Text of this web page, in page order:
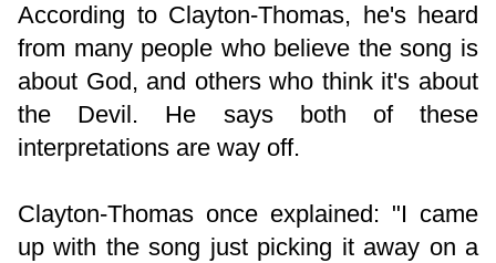
According to Clayton-Thomas, he's heard
from many people who believe the song is
about God, and others who think it's about
the Devil. He says both of these
interpretations are way off.
Clayton-Thomas once explained: "I came
up with the song just picking it away on a